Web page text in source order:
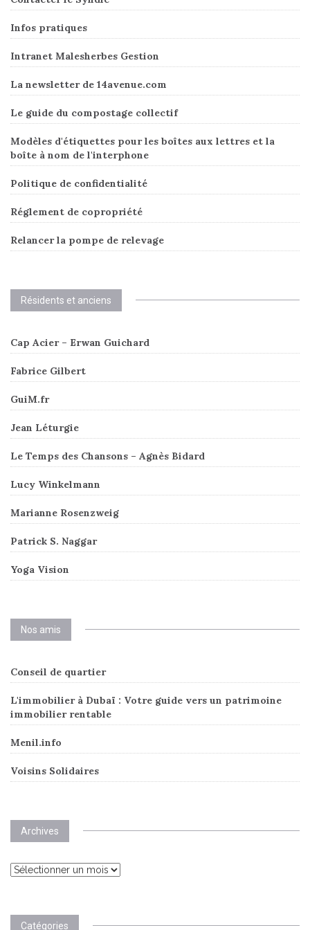
Infos pratiques
Intranet Malesherbes Gestion
La newsletter de 14avenue.com
Le guide du compostage collectif
Modèles d'étiquettes pour les boîtes aux lettres et la
boîte à nom de l'interphone
Politique de confidentialité
Réglement de copropriété
Relancer la pompe de relevage
Résidents et anciens
Cap Acier – Erwan Guichard
Fabrice Gilbert
GuiM.fr
Jean Léturgie
Le Temps des Chansons – Agnès Bidard
Lucy Winkelmann
Marianne Rosenzweig
Patrick S. Naggar
Yoga Vision
Nos amis
Conseil de quartier
L'immobilier à Dubaï : Votre guide vers un patrimoine
immobilier rentable
Menil.info
Voisins Solidaires
Archives
Archives
Catégories